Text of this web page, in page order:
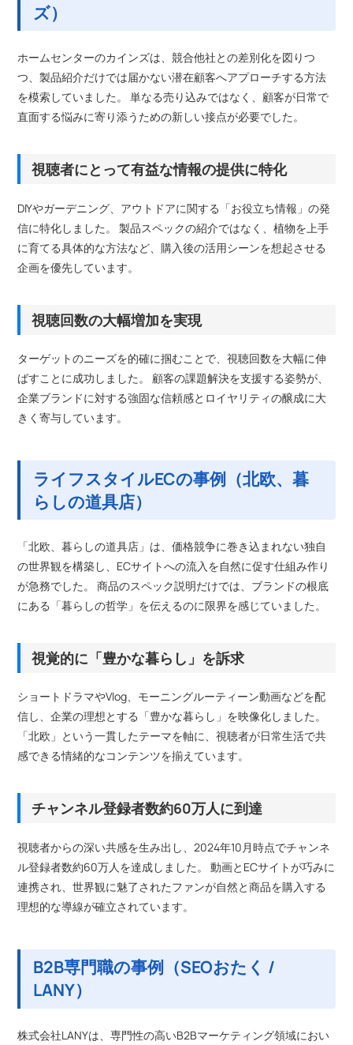
ズ）
ホームセンターのカインズは、競合他社との差別化を図りつ
つ、製品紹介だけでは届かない潜在顧客へアプローチする方法
を模索していました。 単なる売り込みではなく、顧客が日常で
直面する悩みに寄り添うための新しい接点が必要でした。
視聴者にとって有益な情報の提供に特化
DIYやガーデニング、アウトドアに関する「お役立ち情報」の発
信に特化しました。 製品スペックの紹介ではなく、植物を上手
に育てる具体的な方法など、購入後の活用シーンを想起させる
企画を優先しています。
視聴回数の大幅増加を実現
ターゲットのニーズを的確に掴むことで、視聴回数を大幅に伸
ばすことに成功しました。 顧客の課題解決を支援する姿勢が、
企業ブランドに対する強固な信頼感とロイヤリティの醸成に大
きく寄与しています。
ライフスタイルECの事例（北欧、暮
らしの道具店）
「北欧、暮らしの道具店」は、価格競争に巻き込まれない独自
の世界観を構築し、ECサイトへの流入を自然に促す仕組み作り
が急務でした。 商品のスペック説明だけでは、ブランドの根底
にある「暮らしの哲学」を伝えるのに限界を感じていました。
視覚的に「豊かな暮らし」を訴求
ショートドラマやVlog、モーニングルーティーン動画などを配
信し、企業の理想とする「豊かな暮らし」を映像化しました。
「北欧」という一貫したテーマを軸に、視聴者が日常生活で共
感できる情緒的なコンテンツを揃えています。
チャンネル登録者数約60万人に到達
視聴者からの深い共感を生み出し、2024年10月時点でチャンネ
ル登録者数約60万人を達成しました。 動画とECサイトが巧みに
連携され、世界観に魅了されたファンが自然と商品を購入する
理想的な導線が確立されています。
B2B専門職の事例（SEOおたく /
LANY）
株式会社LANYは、専門性の高いB2Bマーケティング領域におい